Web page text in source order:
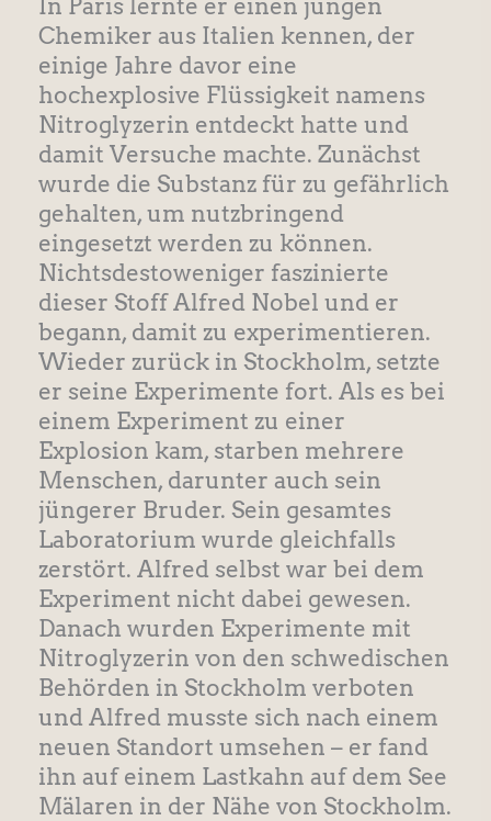
In Paris lernte er einen jungen
Chemiker aus Italien kennen, der
einige Jahre davor eine
hochexplosive Flüssigkeit namens
Nitroglyzerin entdeckt hatte und
damit Versuche machte. Zunächst
wurde die Substanz für zu gefährlich
gehalten, um nutzbringend
eingesetzt werden zu können.
Nichtsdestoweniger faszinierte
dieser Stoff Alfred Nobel und er
begann, damit zu experimentieren.
Wieder zurück in Stockholm, setzte
er seine Experimente fort. Als es bei
einem Experiment zu einer
Explosion kam, starben mehrere
Menschen, darunter auch sein
jüngerer Bruder. Sein gesamtes
Laboratorium wurde gleichfalls
zerstört. Alfred selbst war bei dem
Experiment nicht dabei gewesen.
Danach wurden Experimente mit
Nitroglyzerin von den schwedischen
Behörden in Stockholm verboten
und Alfred musste sich nach einem
neuen Standort umsehen – er fand
ihn auf einem Lastkahn auf dem See
Mälaren in der Nähe von Stockholm.